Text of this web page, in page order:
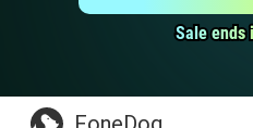
Sale ends
Sale ends